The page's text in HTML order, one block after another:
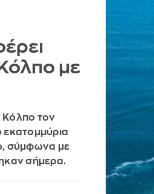
με
Κόλπο τον
εκατομμύρια
σύμφωνα με
σήμερα.